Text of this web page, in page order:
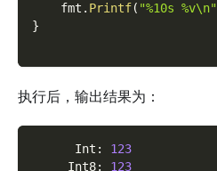
    fmt
. Printf( "%10s %v\n"
}
执行后，输出结果为：
      Int
:
123
     Int8
:
123